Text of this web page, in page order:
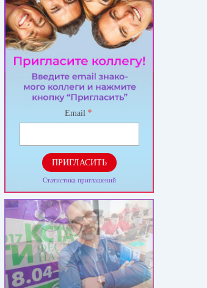
Email *
ПРИГЛАСИТЬ
Статистика приглашений